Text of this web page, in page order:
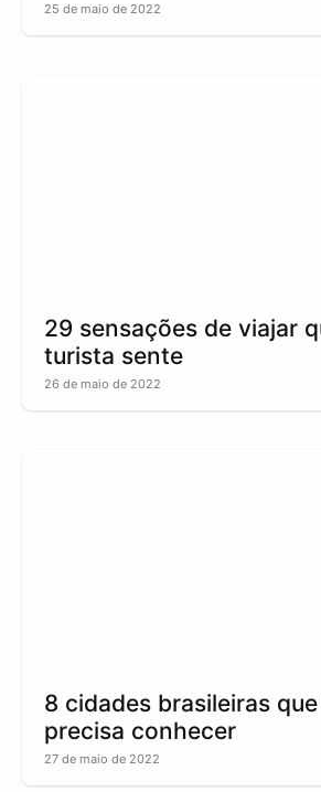
25 de maio de 2022
29 sensações de viajar
turista sente
26 de maio de 2022
8 cidades brasileiras
precisa conhecer
27 de maio de 2022